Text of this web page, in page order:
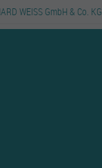
WEISS GmbH & Co. KG